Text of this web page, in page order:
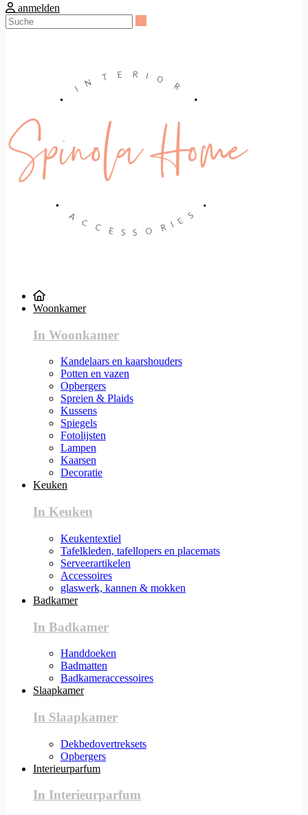
anmelden
Woonkamer
In Woonkamer
Kandelaars en kaarshouders
Potten en vazen
Opbergers
Spreien & Plaids
Kussens
Spiegels
Fotolijsten
Lampen
Kaarsen
Decoratie
Keuken
In Keuken
Keukentextiel
Tafelkleden, tafellopers en placemats
Serveerartikelen
Accessoires
glaswerk, kannen & mokken
Badkamer
In Badkamer
Handdoeken
Badmatten
Badkameraccessoires
Slaapkamer
In Slaapkamer
Dekbedovertreksets
Opbergers
Interieurparfum
In Interieurparfum